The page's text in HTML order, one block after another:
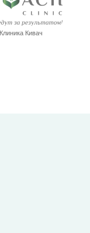
Клиника Кивач